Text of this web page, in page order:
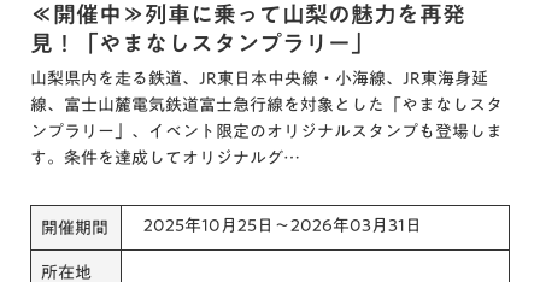
≪開催中≫列車に乗って山梨の魅力を再発
見！「やまなしスタンプラリー」
山梨県内を走る鉄道、JR東日本中央線・小海線、JR東海身延
線、富士山麓電気鉄道富士急行線を対象とした「やまなしスタ
ンプラリー」、イベント限定のオリジナルスタンプも登場しま
す。条件を達成してオリジナルグ…
開催期間 2025年10月25日～2026年03月31日
所在地